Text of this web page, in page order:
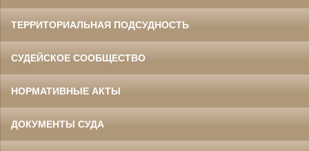
ТЕРРИТОРИАЛЬНАЯ ПОДСУДНОСТЬ
СУДЕЙСКОЕ СООБЩЕСТВО
НОРМАТИВНЫЕ АКТЫ
ДОКУМЕНТЫ СУДА